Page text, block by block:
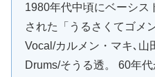
1980年代中頃にベーシス
された「うるさくてゴメ
Vocal/カルメン・マキ､山
Drums/そうる透。 60年